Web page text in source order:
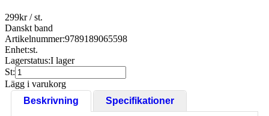
299kr/ st.
Danskt band
Artikelnummer:9789189065598
Enhet:st.
Lagerstatus:I lager
St:
Lägg i varukorg
Beskrivning
Specifikationer